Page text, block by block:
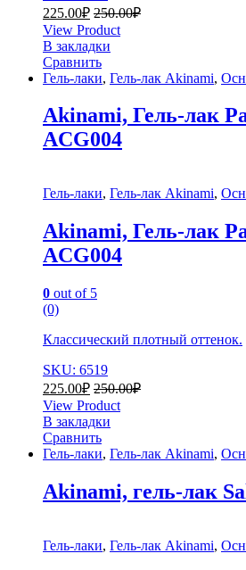
225.00₽ 250.00₽
View Product
В закладки
Сравнить
Гель-лаки, Гель-лак Akinami,
Akinami, Гель-лак
AСG004
Гель-лаки, Гель-лак Akinami,
Akinami, Гель-лак
AСG004
0 out of 5
(0)
Классический плотный оттенок.
SKU: 6519
225.00₽ 250.00₽
View Product
В закладки
Сравнить
Гель-лаки, Гель-лак Akinami,
Akinami, гель-лак
Гель-лаки, Гель-лак Akinami,